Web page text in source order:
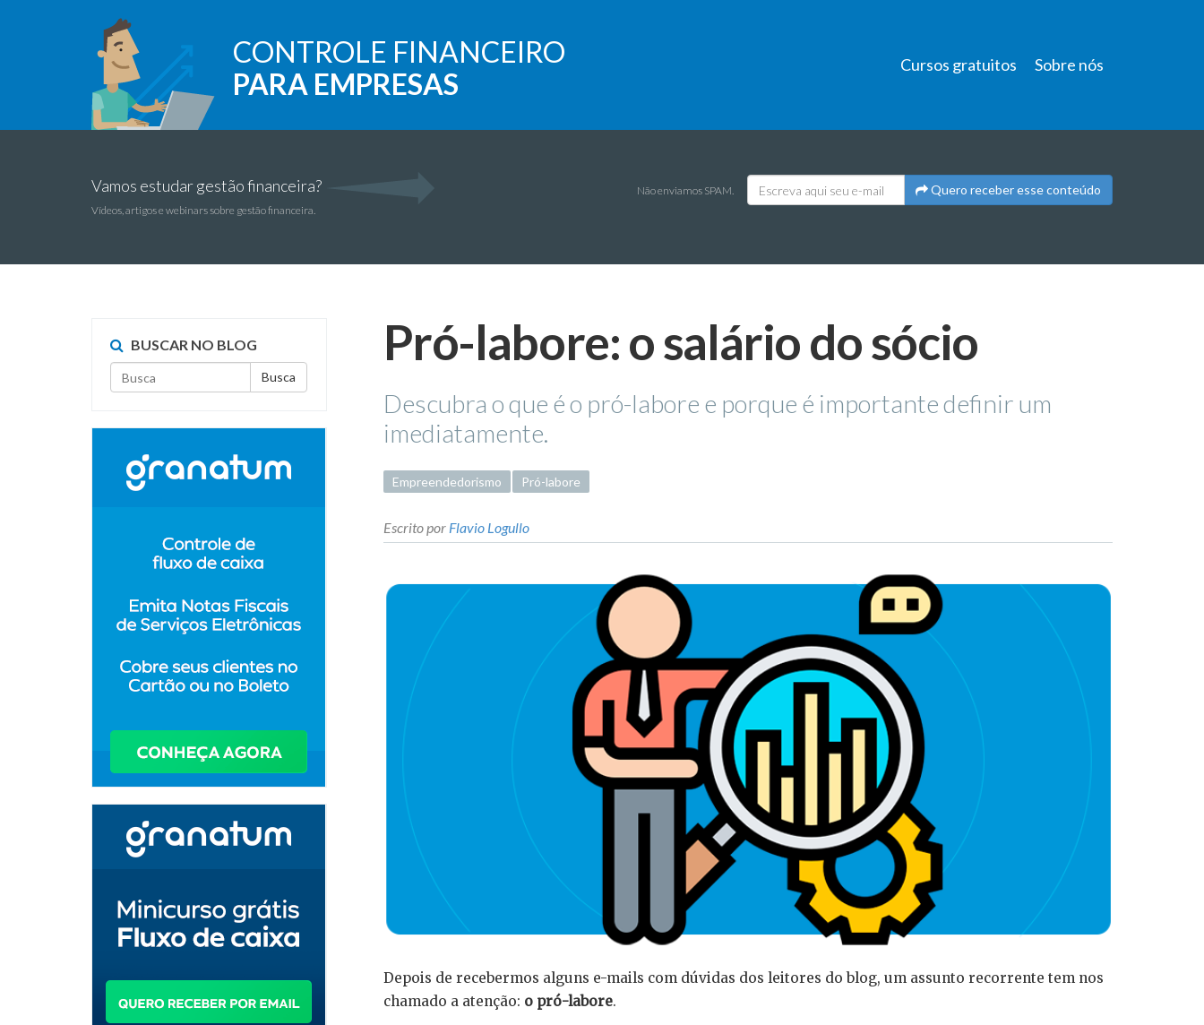
CONTROLE FINANCEIRO
PARA EMPRESAS
Cursos gratuitos Sobre nós
Vamos estudar gestão financeira?
Vídeos, artigos e webinars sobre gestão financeira.
Não enviamos SPAM. Quero receber esse conteúdo
Pró-labore: o salário do sócio
Descubra o que é o pró-labore e porque é importante definir um
imediatamente.
Empreendedorismo Pró-labore
Escrito por Flavio Logullo
Depois de recebermos alguns e-mails com dúvidas dos leitores do blog, um assunto recorrente tem nos
chamado a atenção: o pró-labore.
BUSCAR NO BLOG
Busca